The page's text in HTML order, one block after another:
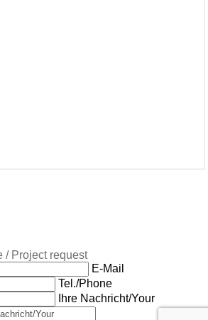
/ Project request
E-Mail
Tel./Phone
Ihre Nachricht/Your